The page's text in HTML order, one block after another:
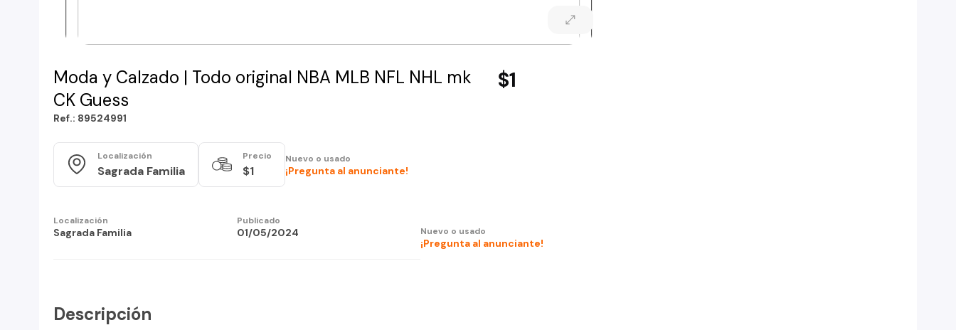
Moda y Calzado | Todo original NBA MLB NFL NHL mk
CK Guess
$1
Ref.: 89524991
Localización
Sagrada Familia
Precio
$1
Nuevo o usado
¡Pregunta al anunciante!
Localización
Sagrada Familia
Publicado
01/05/2024 Nuevo o usado
¡Pregunta al anunciante!
Descripción